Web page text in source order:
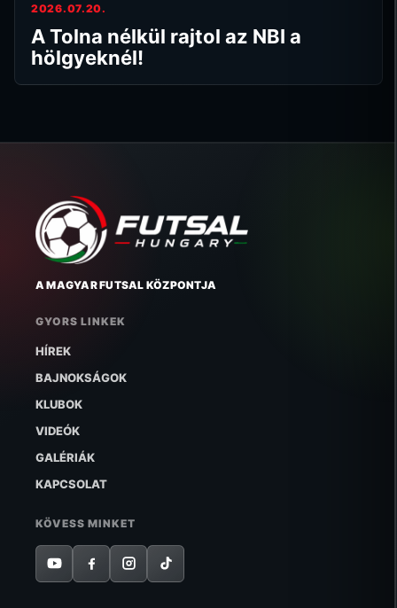
2026.07.20.
A Tolna nélkül rajtol az NBI a
hölgyeknél!
A MAGYAR FUTSAL KÖZPONTJA
GYORS LINKEK
HÍREK
BAJNOKSÁGOK
KLUBOK
VIDEÓK
GALÉRIÁK
KAPCSOLAT
KÖVESS MINKET